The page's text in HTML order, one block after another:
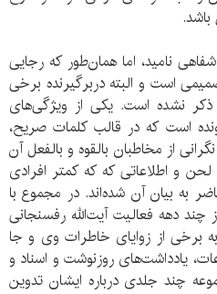
نامید، اما همان‌طور که رجایی
است و البته دربرگیرنده برخی
نشده است. یکی از ویژگی‌های
است که در قالب کلمات صریح،
از مخاطبان بالقوه و بالفعل آن
و اطلاعاتی که که کمتر افرادی
به بیان آن شده‌اند. در مجموع با
دهه فعالیت آیت‌الله رفسنجانی
برخی از زوایای خاطرات وی و جا
یادداشت‌های روزنوشت و اسناد و
چند جلدی درباره ایشان تدوین